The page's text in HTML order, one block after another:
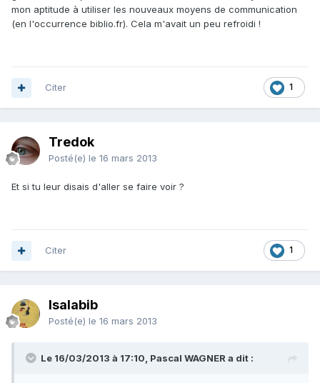
mon aptitude à utiliser les nouveaux moyens de communication
(en l'occurrence biblio.fr). Cela m'avait un peu refroidi !
1
Citer
Tredok
Posté(e) le 16 mars 2013
Et si tu leur disais d'aller se faire voir ?
1
Citer
Isalabib
Posté(e) le 16 mars 2013
Le 16/03/2013 à 17:10, Pascal WAGNER a dit :